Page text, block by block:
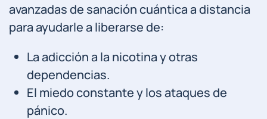
avanzadas de sanación cuántica a distancia
para ayudarle a liberarse de:
La adicción a la nicotina y otras
dependencias.
El miedo constante y los ataques de
pánico.